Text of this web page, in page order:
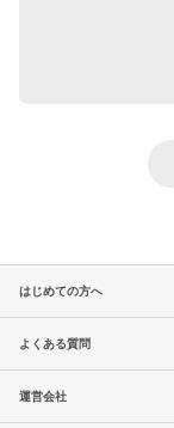
はじめての方へ
よくある質問
運営会社